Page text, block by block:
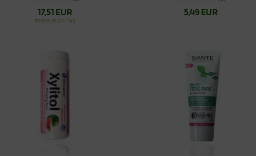
17,51 EUR
87,53 EUR pro 1 kg
5,49 EUR